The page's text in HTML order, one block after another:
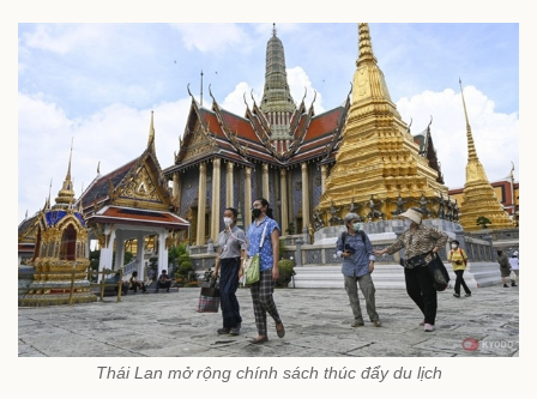
Thái Lan mở rộng chính sách thúc đẩy du lịch